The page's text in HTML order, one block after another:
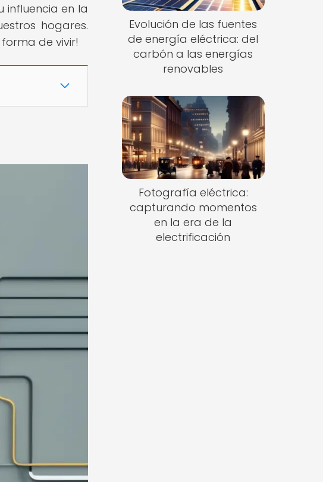
influencia en la
hogares.
de vivir!
Evolución de las fuentes
de energía eléctrica: del
carbón a las energías
renovables
Fotografía eléctrica:
capturando momentos
en la era de la
electrificación